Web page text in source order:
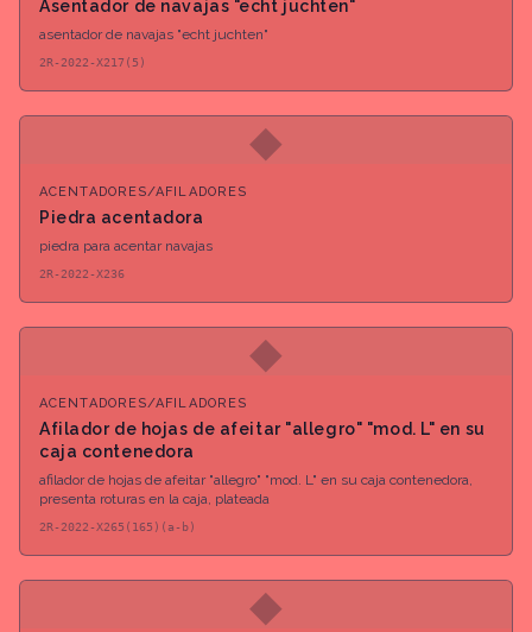
Asentador de navajas "echt juchten"
asentador de navajas "echt juchten"
2R-2022-X217(5)
◆
ACENTADORES/AFILADORES
Piedra acentadora
piedra para acentar navajas
2R-2022-X236
◆
ACENTADORES/AFILADORES
Afilador de hojas de afeitar "allegro" "mod. L" en su
caja contenedora
afilador de hojas de afeitar "allegro" "mod. L" en su caja contenedora,
presenta roturas en la caja, plateada
2R-2022-X265(165)(a-b)
◆